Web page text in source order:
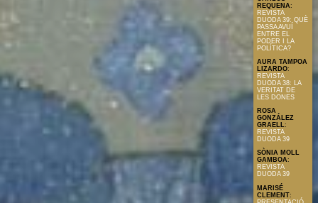
REQUENA:
REVISTA
DUODA 39: QUÈ
PASSA AVUÍ
ENTRE EL
PODER I LA
POLÍTICA?
AURA TAMPOA
LIZARDO:
REVISTA
DUODA 38: LA
VERITAT DE
LES DONES
ROSA
GONZÁLEZ
GRAELL:
REVISTA
DUODA 39
SÒNIA MOLL
GAMBOA:
REVISTA
DUODA 39
MARISÉ
CLEMENT: